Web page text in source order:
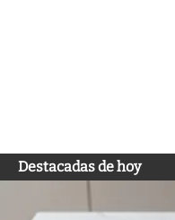
Destacadas de hoy